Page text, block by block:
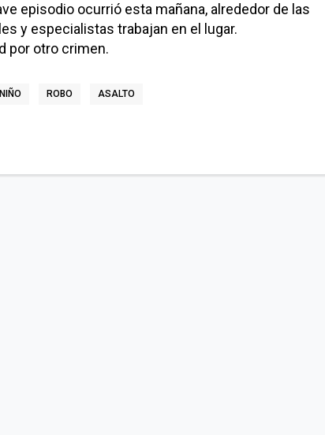
episodio ocurrió esta mañana, alrededor de las
y especialistas trabajan en el lugar.
por otro crimen.
NIÑO ROBO ASALTO